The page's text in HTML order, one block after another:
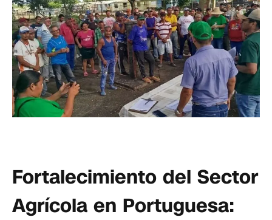
Fortalecimiento del Sector
Agrícola en Portuguesa: